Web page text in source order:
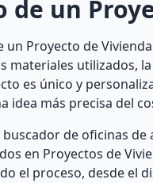
de un
un Proyecto de
materiales utilizados,
es único y
idea más precisa del
buscador de oficinas
en Proyectos de
el proceso, desde el